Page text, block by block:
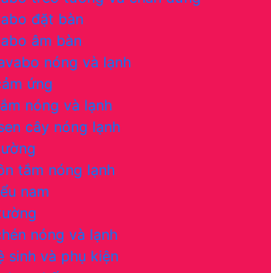
đặt bàn
âm bàn
nóng và lạnh
ứng
nóng và lạnh
cây nóng lạnh
tắm nóng lạnh
nam
nóng và lạnh
sinh và phụ kiện